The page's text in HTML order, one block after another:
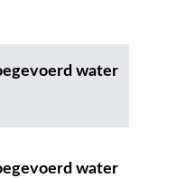
water
water